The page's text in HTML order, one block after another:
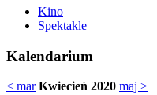
Kino
Spektakle
Kalendarium
< mar Kwiecień 2020 maj >